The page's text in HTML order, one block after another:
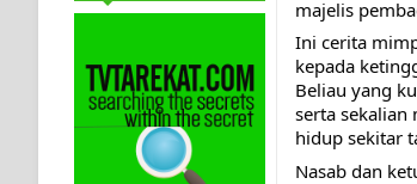
majelis
Ini cerita
kepada
Beliau yang
serta sekalian
hidup sekitar
Nasab dan